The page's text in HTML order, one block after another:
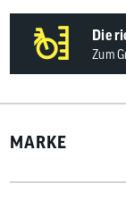
Die
Zum
MARKE